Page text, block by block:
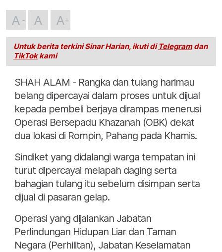
A A A
Untuk berita terkini Sinar Harian, ikuti di Telegramdan
TikTokkami
SHAH ALAM - Rangka dan tulang harimau
belang dipercayai dalam proses untuk dijual
kepada pembeli berjaya dirampas menerusi
Operasi Bersepadu Khazanah (OBK) dekat
dua lokasi di Rompin, Pahang pada Khamis.
Sindiket yang didalangi warga tempatan ini
turut dipercayai melapah daging serta
bahagian tulang itu sebelum disimpan serta
dijual di pasaran gelap.
Operasi yang dijalankan Jabatan
Perlindungan Hidupan Liar dan Taman
Negara (Perhilitan), Jabatan Keselamatan